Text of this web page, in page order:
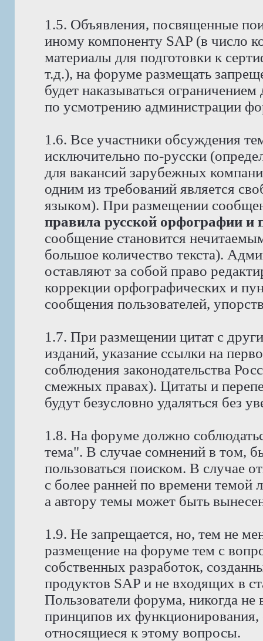
1.5. Объявления, посвященные
иному компоненту SAP (в число
материалы для подготовки к
т.д.), на форуме размещать
будет наказываться
по усмотрению администрации
1.6. Все участники обсуждения
исключительно по-русски
для вакансий зарубежных
одним из требований является
языком). При размещении
правила русской орфографии и
сообщение становится
большое количество текста).
оставляют за собой право
коррекции орфографических и
сообщения пользователей,
1.7. При размещении цитат с
изданий, указание ссылки на
соблюдения законодательства
смежных правах). Цитаты и
будут безусловно удаляться без
1.8. На форуме должно
тема". В случае сомнений в том,
пользоваться поиском. В случае
с более ранней по времени темой
а автору темы может быть
1.9. Не запрещается, но, тем не
размещение на форуме тем с
собственных разработок,
продуктов SAP и не входящих в
Пользователи форума, никогда
принципов их
относящиеся к этому вопросы.